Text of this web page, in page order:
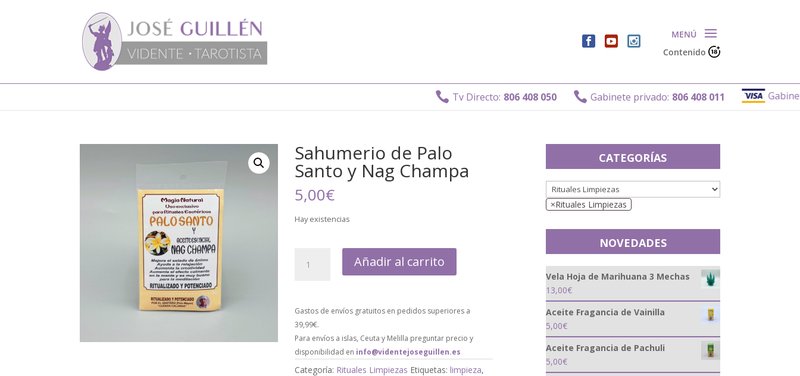
Contenido
Tv Directo: 806 408 050  Gabinete privado: 806 408 011 Gabinete
Sahumerio de Palo
Santo y Nag Champa
5,00€
Hay existencias
Añadir al carrito
Gastos de envíos gratuitos en pedidos superiores a
39,99€.
Para envíos a islas, Ceuta y Melilla preguntar precio y
disponibilidad en info@videntejoseguillen.es
Categoría: Rituales Limpiezas Etiquetas:limpieza,
CATEGORÍAS
×Rituales Limpiezas
NOVEDADES
Vela Hoja de Marihuana 3 Mechas
13,00€
Aceite Fragancia de Vainilla
5,00€
Aceite Fragancia de Pachuli
5,00€